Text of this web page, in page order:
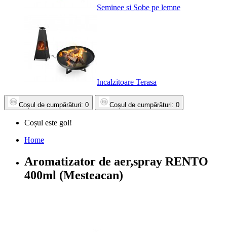
Seminee si Sobe pe lemne
Incalzitoare Terasa
Coșul de cumpărături: 0 Coșul de cumpărături: 0
Coșul este gol!
Home
Aromatizator de aer,spray RENTO
400ml (Mesteacan)